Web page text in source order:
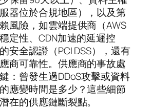
器位於合規地區），以及第
風險，如雲端提供商（AWS
定性、CDN加速的延遲控
安全認證（PCI DSS），還有
商可靠性。供應商的事故處
：曾發生過DDoS攻擊或資料
應變時間是多少？這些細節
在的供應鏈斷裂點。